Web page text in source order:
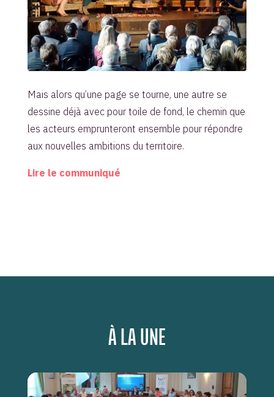
Mais alors qu’une page se tourne, une autre se
dessine déjà avec pour toile de fond, le chemin que
les acteurs emprunteront ensemble pour répondre
aux nouvelles ambitions du territoire.
Lire le communiqué
À LA UNE